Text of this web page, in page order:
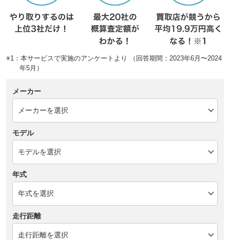
※1：本サービスで実施のアンケートより （回答期間：2023年6月〜2024
年5月）
メーカー
モデル
年式
走行距離